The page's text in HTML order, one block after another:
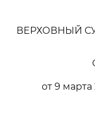
ВЕРХОВНЫЙ
от 9 марта